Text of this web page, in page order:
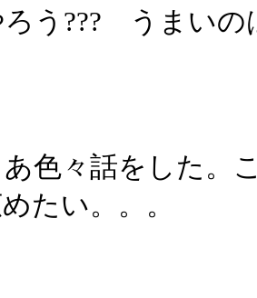
ろう??? うまいの
色々話をした。
たい。。。